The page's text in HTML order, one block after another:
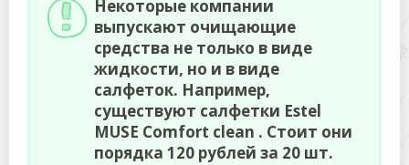
Некоторые компании
выпускают очищающие
средства не только в виде
жидкости, но и в виде
салфеток. Например,
существуют салфетки Estel
MUSE Comfort clean . Стоит они
порядка 120 рублей за 20 шт.